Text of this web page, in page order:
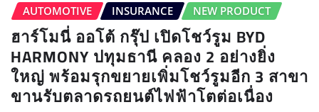
AUTOMOTIVE INSURANCE NEW PRODUCT
ฮาร์โมนี่ ออโต้ กรุ๊ป เปิดโชว์รูม BYD
HARMONY ปทุมธานี คลอง 2 อย่างยิ่ง
ใหญ่ พร้อมรุกขยายเพิ่มโชว์รูมอีก 3 สาขา
ขานรับตลาดรถยนต์ไฟฟ้าโตต่อเนื่อง